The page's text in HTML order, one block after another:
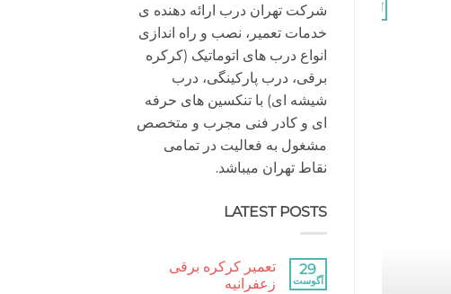
آگوست
شرکت تهران درب ارائه دهنده ی
خدمات تعمیر، نصب و راه اندازی
انواع درب های اتوماتیک (کرکره
برقی، درب پارکینگی، درب
شیشه ای) با تنکسین های حرفه
ای و کادر فنی مجرب و متخصص
مشغول به فعالیت در تمامی
نقاط تهران میباشد.
LATEST POSTS
29
آگوست
تعمیر کرکره برقی
زعفرانیه